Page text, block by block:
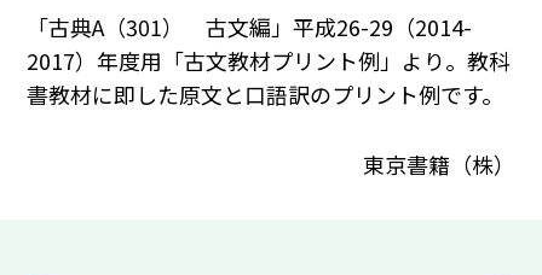
「古典A（301） 古文編」平成26-29（2014-
2017）年度用「古文教材プリント例」より。教科
書教材に即した原文と口語訳のプリント例です。
東京書籍（株）